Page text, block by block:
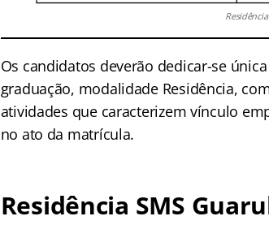
Os candidatos deverão dedicar-se
graduação, modalidade Residência,
atividades que caracterizem vínculo
no ato da matrícula.
Residência SMS